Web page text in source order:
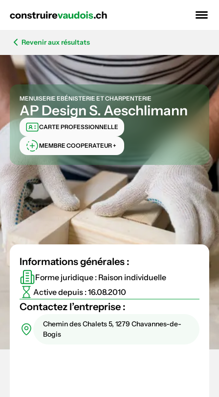
Revenir aux résultats
MENUISERIE EBÉNISTERIE ET CHARPENTERIE
AP Design S. Aeschlimann
CARTE PROFESSIONNELLE
MEMBRE COOPERATEUR +
Informations générales :
Forme juridique : Raison individuelle
Active depuis : 16.08.2010
Contactez l’entreprise :
Chemin des Chalets 5, 1279 Chavannes-de-
Bogis